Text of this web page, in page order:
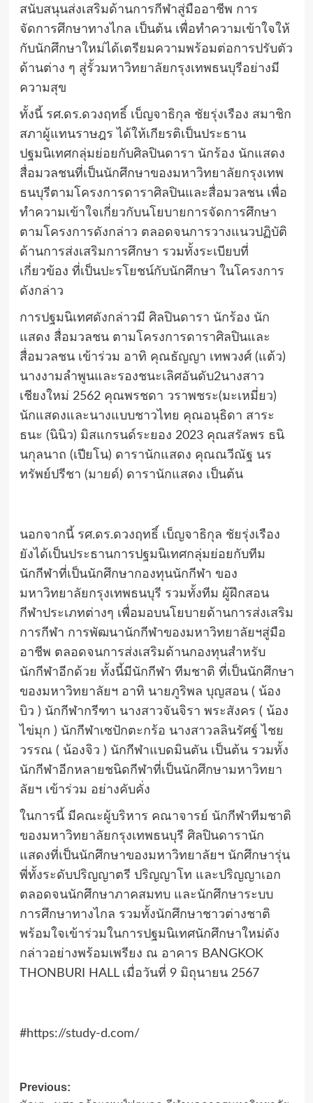
สนับสนุนส่งเสริมด้านการกีฬาสู่มืออาชีพ การ
จัดการศึกษาทางไกล เป็นต้น เพื่อทำความเข้าใจให้
กับนักศึกษาใหม่ได้เตรียมความพร้อมต่อการปรับตัว
ด้านต่าง ๆ สู่รั้วมหาวิทยาลัยกรุงเทพธนบุรีอย่างมี
ความสุข
ทั้งนี้ รศ.ดร.ดวงฤทธิ์ เบ็ญจาธิกุล ชัยรุ่งเรือง สมาชิก
สภาผู้แทนราษฎร ได้ให้เกียรติเป็นประธาน
ปฐมนิเทศกลุ่มย่อยกับศิลปินดารา นักร้อง นักแสดง
สื่อมวลชนที่เป็นนักศึกษาของมหาวิทยาลัยกรุงเทพ
ธนบุรีตามโครงการดาราศิลปินและสื่อมวลชน เพื่อ
ทำความเข้าใจเกี่ยวกับนโยบายการจัดการศึกษา
ตามโครงการดังกล่าว ตลอดจนการวางแนวปฏิบัติ
ด้านการส่งเสริมการศึกษา รวมทั้งระเบียบที่
เกี่ยวข้อง ที่เป็นปะรโยชน์กับนักศึกษา ในโครงการ
ดังกล่าว
การปฐมนิเทศดังกล่าวมี ศิลปินดารา นักร้อง นัก
แสดง สื่อมวลชน ตามโครงการดาราศิลปินและ
สื่อมวลชน เข้าร่วม อาทิ คุณธัญญา เทพวงศ์ (แต้ว)
นางงามลำพูนและรองชนะเลิศอันดับ2นางสาว
เชียงใหม่ 2562 คุณพรชดา วราพชระ(มะเหมี่ยว)
นักแสดงและนางแบบชาวไทย คุณอนุธิดา สาระ
ธนะ (นินิว) มิสแกรนด์ระยอง 2023 คุณสรัลพร ธนิ
นกุลนาถ (เปียโน) ดารานักแสดง คุณณวีณัฐ นร
ทรัพย์ปรีชา (มายด์) ดารานักแสดง เป็นต้น
นอกจากนี้ รศ.ดร.ดวงฤทธิ์ เบ็ญจาธิกุล ชัยรุ่งเรือง
ยังได้เป็นประธานการปฐมนิเทศกลุ่มย่อยกับทีม
นักกีฬาที่เป็นนักศึกษากองทุนนักกีฬา ของ
มหาวิทยาลัยกรุงเทพธนบุรี รวมทั้งทีม ผู้ฝึกสอน
กีฬาประเภทต่างๆ เพื่อมอบนโยบายด้านการส่งเสริม
การกีฬา การพัฒนานักกีฬาของมหาวิทยาลัยฯสู่มือ
อาชีพ ตลอดจนการส่งเสริมด้านกองทุนสำหรับ
นักกีฬาอีกด้วย ทั้งนี้มีนักกีฬา ทีมชาติ ที่เป็นนักศึกษา
ของมหาวิทยาลัยฯ อาทิ นายภูริพล บุญสอน ( น้อง
บิว ) นักกีฬากรีฑา นางสาวจันจิรา พระสังคร ( น้อง
ไข่มุก ) นักกีฬาเซปักตะกร้อ นางสาวลลินรัศฐ์ ไชย
วรรณ ( น้องจิว ) นักกีฬาแบดมินตัน เป็นต้น รวมทั้ง
นักกีฬาอีกหลายชนิดกีฬาที่เป็นนักศึกษามหาวิทยา
ลัยฯ เข้าร่วม อย่างคับคั่ง
ในการนี้ มีคณะผู้บริหาร คณาจารย์ นักกีฬาทีมชาติ
ของมหาวิทยาลัยกรุงเทพธนบุรี ศิลปินดารานัก
แสดงที่เป็นนักศึกษาของมหาวิทยาลัยฯ นักศึกษารุ่น
พี่ทั้งระดับปริญญาตรี ปริญญาโท และปริญญาเอก
ตลอดจนนักศึกษาภาคสมทบ และนักศึกษาระบบ
การศึกษาทางไกล รวมทั้งนักศึกษาชาวต่างชาติ
พร้อมใจเข้าร่วมในการปฐมนิเทศนักศึกษาใหม่ดัง
กล่าวอย่างพร้อมเพรียง ณ อาคาร BANGKOK
THONBURI HALL เมื่อวันที่ 9 มิถุนายน 2567
#https://study-d.com/
Post
Previous: